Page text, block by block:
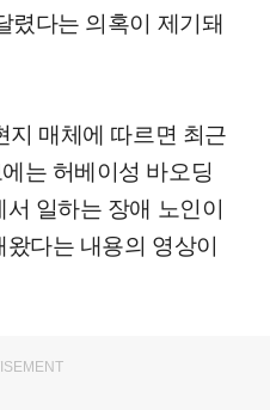
렸다는 의혹이 제기돼
지 매체에 따르면 최근
는 허베이성 바오딩
일하는 장애 노인이
다는 내용의 영상이